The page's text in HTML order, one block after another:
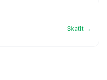
Skatīt →